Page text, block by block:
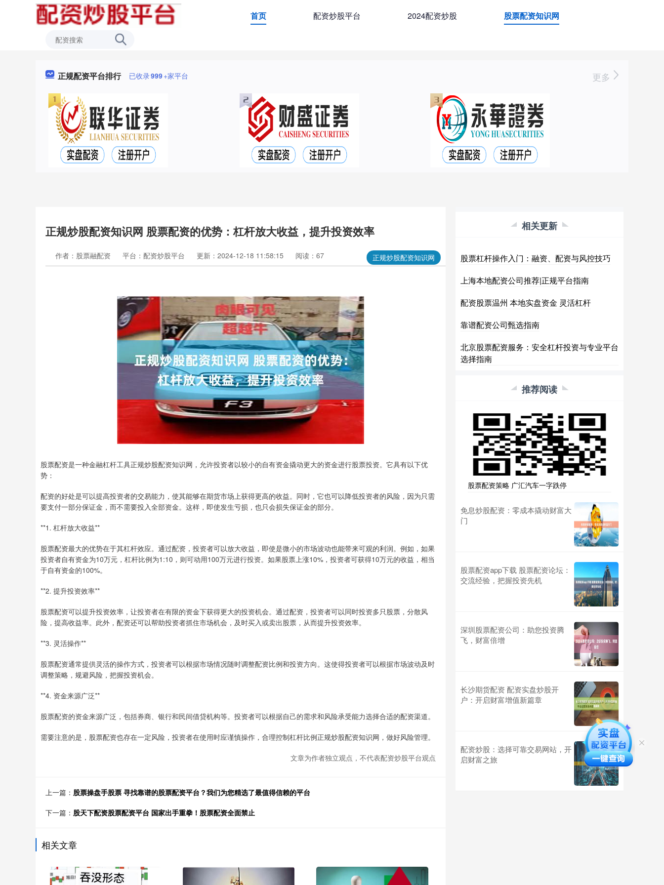
首页 配资炒股平台 2024配资炒股 股票配资知识网
正规配资平台排行 已收录999+家平台 更多
正规炒股配资知识网 股票配资的优势：杠杆放大收益，提升投资效率
正规炒股配资知识网
作者：股票融配资 平台：配资炒股平台 更新：2024-12-18 11:58:15 阅读：67
股票配资是一种金融杠杆工具正规炒股配资知识网，允许投资者以较小的自有资金撬动更大的资金进行股票投资。它具有以下优
势：
配资的好处是可以提高投资者的交易能力，使其能够在期货市场上获得更高的收益。同时，它也可以降低投资者的风险，因为只需
要支付一部分保证金，而不需要投入全部资金。这样，即使发生亏损，也只会损失保证金的部分。
**1. 杠杆放大收益**
股票配资最大的优势在于其杠杆效应。通过配资，投资者可以放大收益，即使是微小的市场波动也能带来可观的利润。例如，如果
投资者自有资金为10万元，杠杆比例为1:10，则可动用100万元进行投资。如果股票上涨10%，投资者可获得10万元的收益，相当
于自有资金的100%。
**2. 提升投资效率**
股票配资可以提升投资效率，让投资者在有限的资金下获得更大的投资机会。通过配资，投资者可以同时投资多只股票，分散风
险，提高收益率。此外，配资还可以帮助投资者抓住市场机会，及时买入或卖出股票，从而提升投资效率。
**3. 灵活操作**
股票配资通常提供灵活的操作方式，投资者可以根据市场情况随时调整配资比例和投资方向。这使得投资者可以根据市场波动及时
调整策略，规避风险，把握投资机会。
**4. 资金来源广泛**
股票配资的资金来源广泛，包括券商、银行和民间借贷机构等。投资者可以根据自己的需求和风险承受能力选择合适的配资渠道。
需要注意的是，股票配资也存在一定风险，投资者在使用时应谨慎操作，合理控制杠杆比例正规炒股配资知识网，做好风险管理。
文章为作者独立观点，不代表配资炒股平台观点
上一篇： 股票操盘手股票 寻找靠谱的股票配资平台？我们为您精选了最值得信赖的平台
下一篇： 股天下配资股票配资平台 国家出手重拳！股票配资全面禁止
相关文章
相关更新
股票杠杆操作入门：融资、配资与风控技巧
上海本地配资公司推荐|正规平台指南
配资股票温州 本地实盘资金 灵活杠杆
靠谱配资公司甄选指南
北京股票配资服务：安全杠杆投资与专业平台
选择指南
推荐阅读
股票配资策略 广汇汽车一字跌停
免息炒股配资：零成本撬动财富大
门
股票配资app下载 股票配资论坛：
交流经验，把握投资先机
深圳股票配资公司：助您投资腾
飞，财富倍增
长沙期货配资 配资实盘炒股开
户：开启财富增值新篇章
配资炒股：选择可靠交易网站，开
启财富之旅